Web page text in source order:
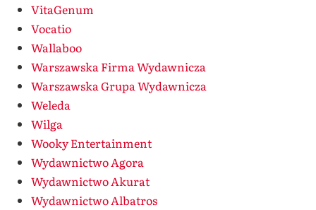
VitaGenum
Vocatio
Wallaboo
Warszawska Firma Wydawnicza
Warszawska Grupa Wydawnicza
Weleda
Wilga
Wooky Entertainment
Wydawnictwo Agora
Wydawnictwo Akurat
Wydawnictwo Albatros